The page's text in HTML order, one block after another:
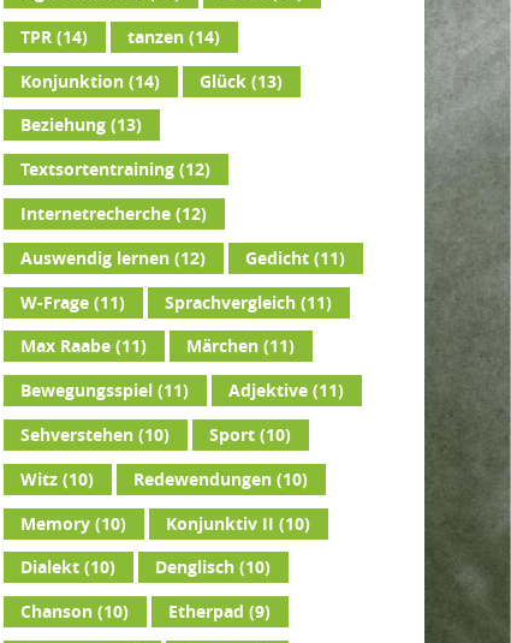
TPR (14) tanzen (14)
Konjunktion (14) Glück (13)
Beziehung (13)
Textsortentraining (12)
Internetrecherche (12)
Auswendig lernen (12) Gedicht (11)
W-Frage (11) Sprachvergleich (11)
Max Raabe (11) Märchen (11)
Bewegungsspiel (11) Adjektive (11)
Sehverstehen (10) Sport (10)
Witz (10) Redewendungen (10)
Memory (10) Konjunktiv II (10)
Dialekt (10) Denglisch (10)
Chanson (10) Etherpad (9)